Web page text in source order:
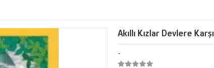
Akıllı Kızlar Devlere Karşı
-